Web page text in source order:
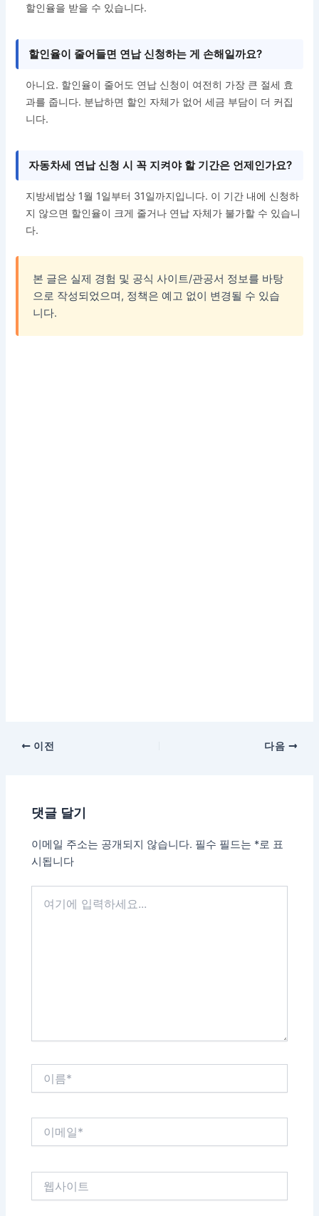
할인율을 받을 수 있습니다.
할인율이 줄어들면 연납 신청하는 게 손해일까요?
아니요. 할인율이 줄어도 연납 신청이 여전히 가장 큰 절세 효
과를 줍니다. 분납하면 할인 자체가 없어 세금 부담이 더 커집
니다.
자동차세 연납 신청 시 꼭 지켜야 할 기간은 언제인가요?
지방세법상 1월 1일부터 31일까지입니다. 이 기간 내에 신청하
지 않으면 할인율이 크게 줄거나 연납 자체가 불가할 수 있습니
다.
본 글은 실제 경험 및 공식 사이트/관공서 정보를 바탕
으로 작성되었으며, 정책은 예고 없이 변경될 수 있습
니다.
이전 다음
댓글 달기
이메일 주소는 공개되지 않습니다. 필수 필드는 *로 표
시됩니다